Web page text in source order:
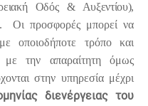
Οδός & Αυξεντίου),
Οι προσφορές μπορεί να
οποιοδήποτε τρόπο και
με την απαραίτητη όμως
στην υπηρεσία μέχρι
διενέργειας του